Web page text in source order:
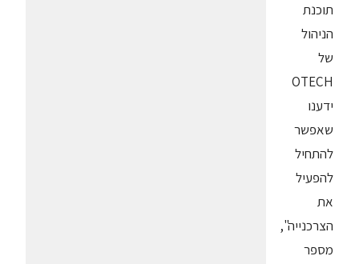
תוכנת
הניהול
של
OTECH
ידענו
שאפשר
להתחיל
להפעיל
את
הצרכנייה",
מספר